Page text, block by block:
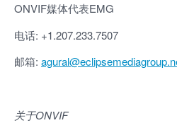
ONVIF媒体代表EMG
电话: +1.207.233.7507
邮箱:
关于ONVIF